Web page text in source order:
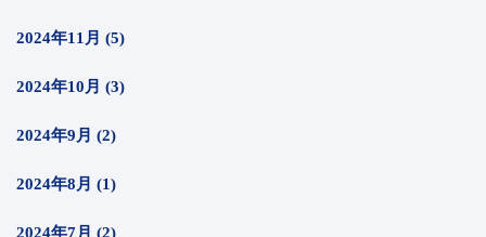
2024年11月 (5)
2024年10月 (3)
2024年9月 (2)
2024年8月 (1)
2024年7月 (2)